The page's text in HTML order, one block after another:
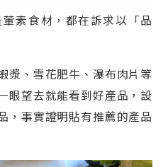
素食材，都在訴求以「品
漿、雪花肥牛、瀑布肉片等
眼望去就能看到好產品，設
，事實證明貼有推薦的產品